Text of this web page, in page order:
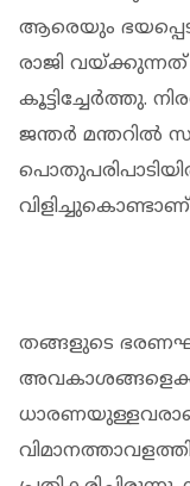
ആരെയും
രാജി വയ്ക്കുന്നത്
കൂട്ടിച്ചേർത്തു.
ജന്തർ മന്തറിൽ
തങ്ങളുടെ